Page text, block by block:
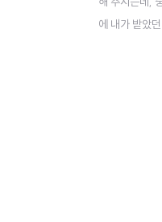
에 내가 받